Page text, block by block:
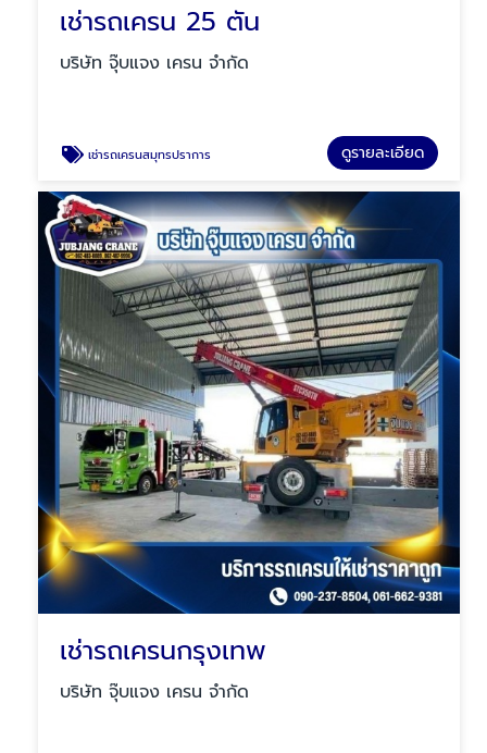
เช่ารถเครน 25 ตัน
บริษัท จุ๊บแจง เครน จำกัด
เช่ารถเครนสมุทรปราการ ดูรายละเอียด
เช่ารถเครนกรุงเทพ
บริษัท จุ๊บแจง เครน จำกัด